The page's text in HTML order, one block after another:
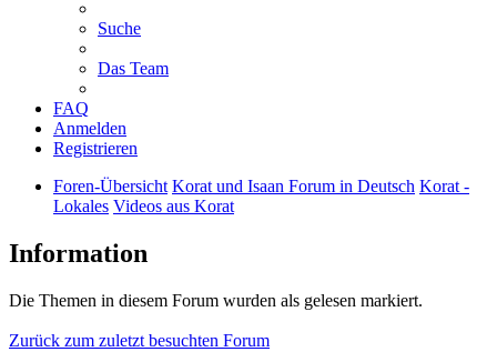
Suche
Das Team
FAQ
Anmelden
Registrieren
Foren-Übersicht Korat und Isaan Forum in Deutsch Korat -
Lokales Videos aus Korat
Information
Die Themen in diesem Forum wurden als gelesen markiert.
Zurück zum zuletzt besuchten Forum